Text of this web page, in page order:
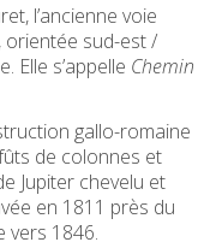
l’ancienne voie
orientée sud-est /
Elle s’appelle Chemin
gallo-romaine
de colonnes et
Jupiter chevelu et
en 1811 près du
vers 1846.